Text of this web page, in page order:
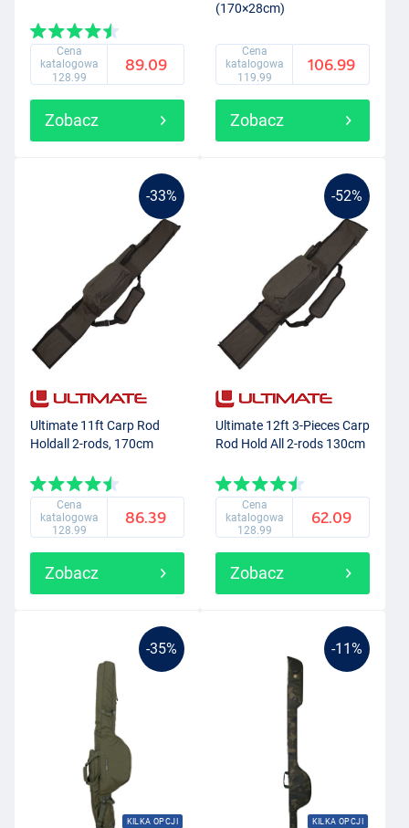
Cena
katalogowa
128.99
89.09
Zobacz
(170×28cm)
Cena
katalogowa
119.99
106.99
Zobacz
-33%
Ultimate 11ft Carp Rod
Holdall 2-rods, 170cm
Cena
katalogowa
128.99
86.39
Zobacz
-52%
Ultimate 12ft 3-Pieces Carp
Rod Hold All 2-rods 130cm
Cena
katalogowa
128.99
62.09
Zobacz
-35%
KILKA OPCJI
-11%
KILKA OPCJI